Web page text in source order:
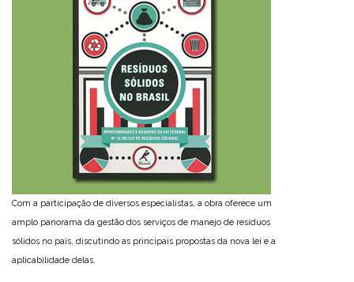
Com a participação de diversos especialistas, a obra oferece um
amplo panorama da gestão dos serviços de manejo de resíduos
sólidos no país, discutindo as principais propostas da nova lei e a
aplicabilidade delas.